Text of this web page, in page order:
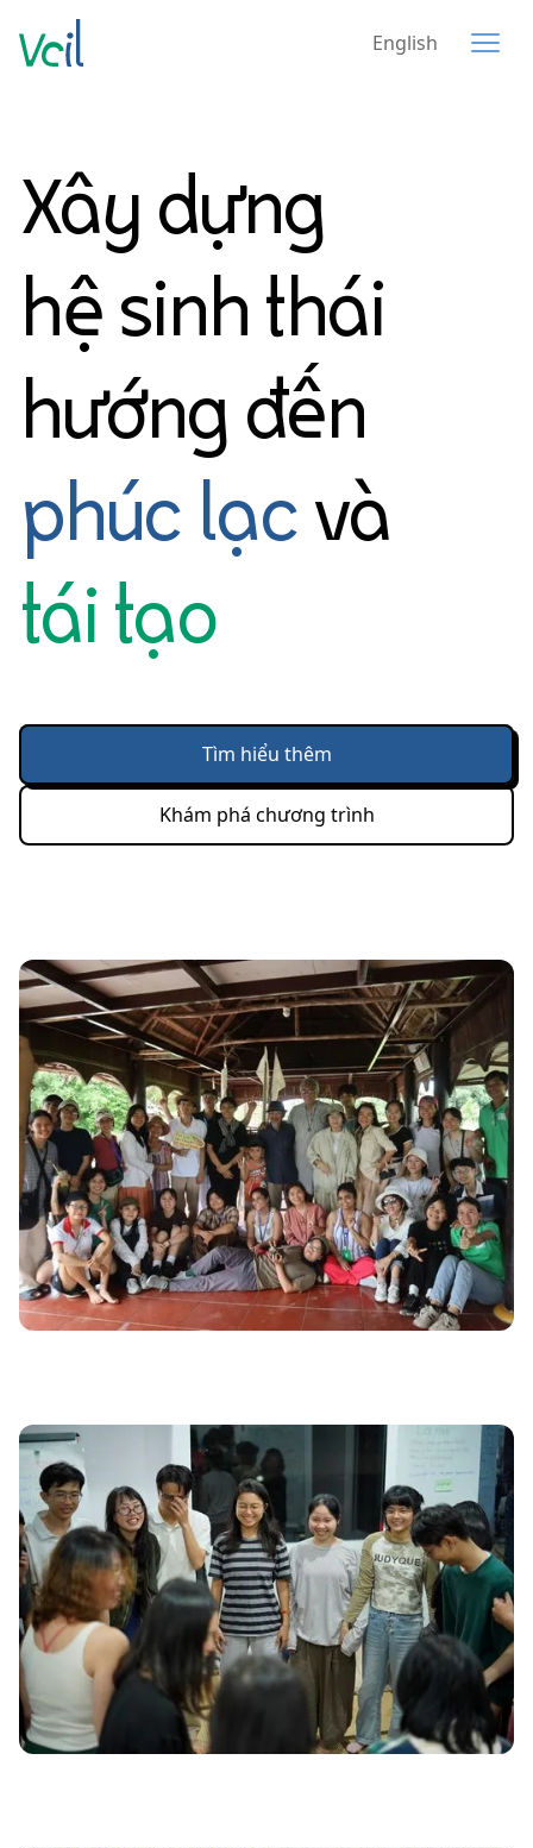
English
Xây dựng
hệ sinh thái
hướng đến
phúc lạcvà
tái tạo
Tìm hiểu thêm
Khám phá chương trình